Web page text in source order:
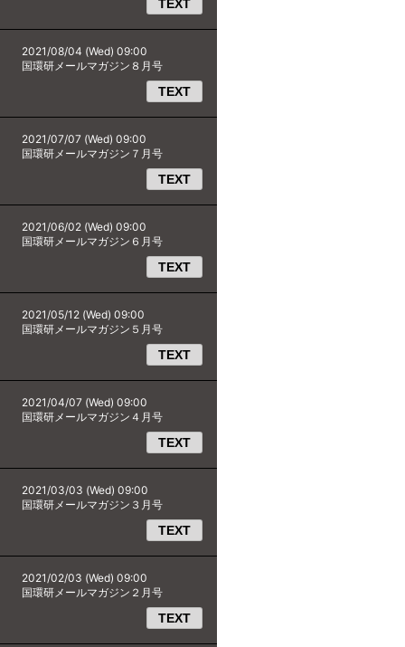
TEXT
2021/08/04 (Wed) 09:00
国環研メールマガジン８月号
TEXT
2021/07/07 (Wed) 09:00
国環研メールマガジン７月号
TEXT
2021/06/02 (Wed) 09:00
国環研メールマガジン６月号
TEXT
2021/05/12 (Wed) 09:00
国環研メールマガジン５月号
TEXT
2021/04/07 (Wed) 09:00
国環研メールマガジン４月号
TEXT
2021/03/03 (Wed) 09:00
国環研メールマガジン３月号
TEXT
2021/02/03 (Wed) 09:00
国環研メールマガジン２月号
TEXT